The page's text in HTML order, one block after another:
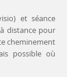
et séance
distance pour
cheminement
possible où